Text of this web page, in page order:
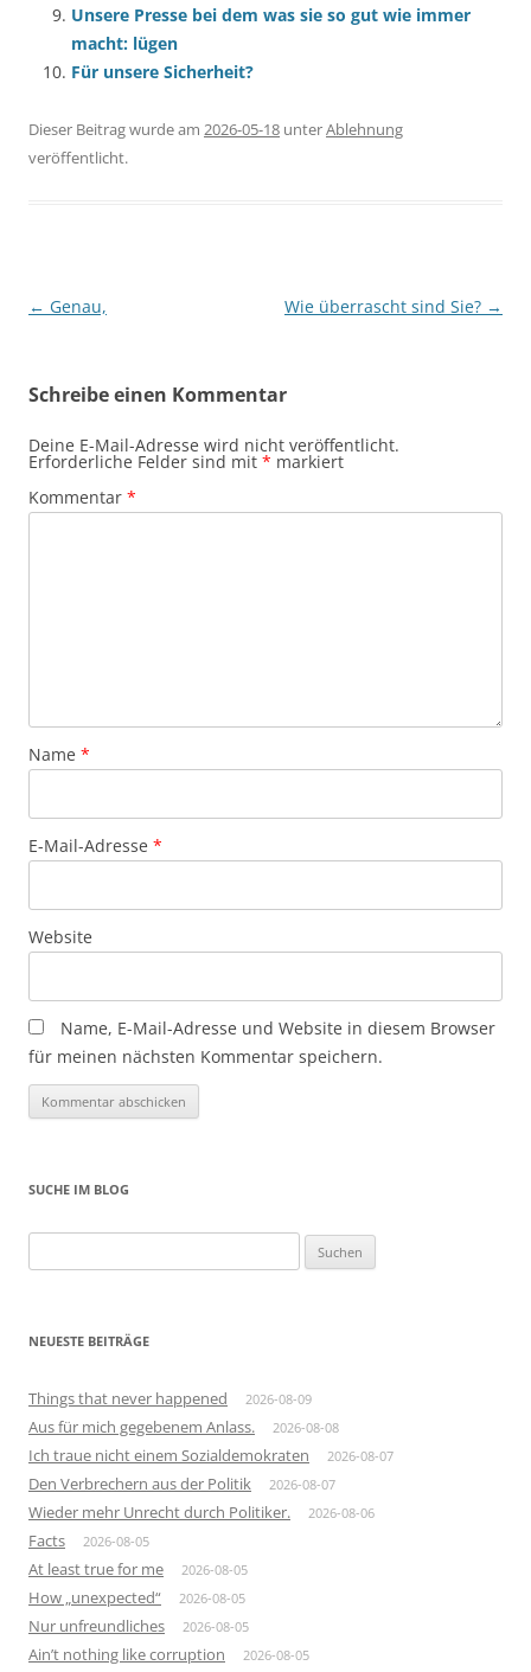
Unsere Presse bei dem was sie so gut wie immer
macht: lügen
Für unsere Sicherheit?
Dieser Beitrag wurde am 2026-05-18 unterAblehnung
veröffentlicht.
Beitragsnavigation
← Genau, Wie überrascht sind Sie? →
Schreibe einen Kommentar
Deine E-Mail-Adresse wird nicht veröffentlicht.
Erforderliche Felder sind mit * markiert
Kommentar *
Name *
E-Mail-Adresse *
Website
Name, E-Mail-Adresse und Website in diesem Browser
für meinen nächsten Kommentar speichern.
SUCHE IM BLOG
nach:
NEUESTE BEITRÄGE
Things that never happened 2026-08-09
Aus für mich gegebenem Anlass. 2026-08-08
Ich traue nicht einem Sozialdemokraten 2026-08-07
Den Verbrechern aus der Politik 2026-08-07
Wieder mehr Unrecht durch Politiker. 2026-08-06
Facts 2026-08-05
At least true for me 2026-08-05
How „unexpected“ 2026-08-05
Nur unfreundliches 2026-08-05
Ain’t nothing like corruption 2026-08-05